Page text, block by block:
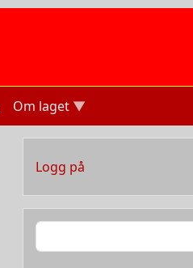
Om laget
User account menu
Logg på
Søk